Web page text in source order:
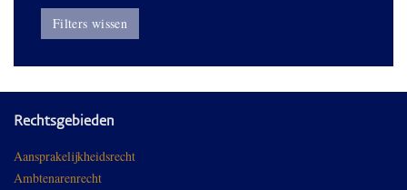
Filters wissen
Rechtsgebieden
Aansprakelijkheidsrecht
Ambtenarenrecht